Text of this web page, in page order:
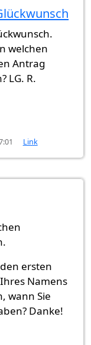
vor 10…von
welchen
Antrag
LG. R.
Link
vor 10…
ersten
Namens
wann Sie
Danke!